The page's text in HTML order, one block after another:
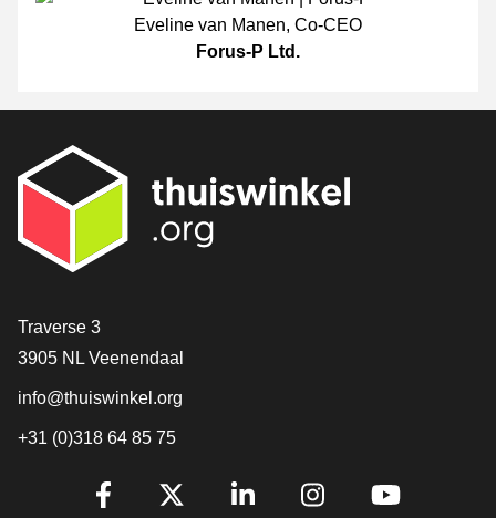
Eveline van Manen, Co-CEO
Forus-P Ltd.
[_General:Contact]
Traverse 3
3905 NL Veenendaal
info@thuiswinkel.org
+31 (0)318 64 85 75
[_General:SocialMediaTitle]